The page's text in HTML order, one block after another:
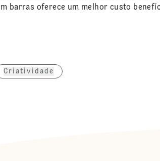
barras oferece um melhor custo
Criatividade